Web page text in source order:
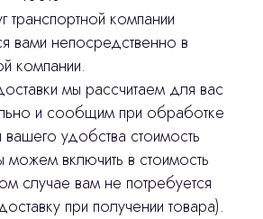
транспортной компании
вами непосредственно в
компании.
мы рассчитаем для вас
и сообщим при обработке
удобства стоимость
можем включить в стоимость
случае вам не потребуется
при получении товара).